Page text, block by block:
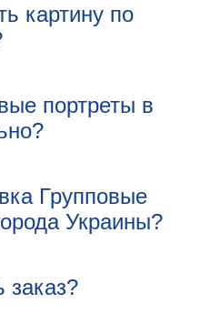
картину по
портреты в
Групповые
Украины?
заказ?